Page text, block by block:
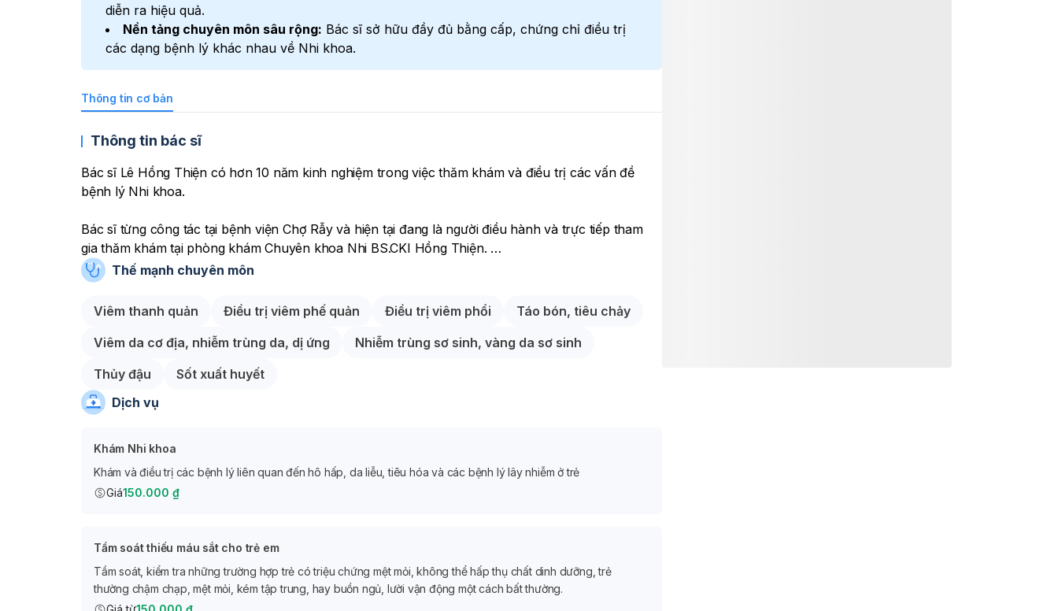
diễn ra hiệu quả.
Nền tảng chuyên môn sâu rộng: Bác sĩ sở hữu đầy đủ bằng cấp, chứng chỉ điều trị
các dạng bệnh lý khác nhau về Nhi khoa.
Thông tin cơ bản
Thông tin bác sĩ
Bác sĩ Lê Hồng Thiện có hơn 10 năm kinh nghiệm trong việc thăm khám và điều trị các vấn đề
bệnh lý Nhi khoa.
Bác sĩ từng công tác tại bệnh viện Chợ Rẫy và hiện tại đang là người điều hành và trực tiếp tham
gia thăm khám tại phòng khám Chuyên khoa Nhi BS.CKI Hồng Thiện.
Với nền tảng kiến thức chuyên môn vững chắc, bác sĩ Thiện thăm khám và điều trị các nhóm bệnh
thường gặp ở trẻ như: Bệnh lý hô hấp, bệnh lý về tiêu hóa, bệnh da liễu, bệnh lý xảy ra ở trẻ sơ
sinh cũng như các nhóm bệnh phổ biến khác (thủy đậu, sốt xuất huyết, tay chân miệng,... )
Với việc thành lập Phòng khám Chuyên khoa Nhi BS.CKI Hồng Thiện, bác sĩ mong muốn có thể
tiếp cận bệnh nhân một cách dễ dàng hơn, hỗ trợ các bậc phụ huynh trong việc thăm khám và
chữa trị các bệnh lý về Nhi khoa một cách hiệu quả.
Thế mạnh chuyên môn
Viêm thanh quản Điều trị viêm phế quản Điều trị viêm phổi
Táo bón, tiêu chảy
Viêm da cơ địa, nhiễm trùng da, dị ứng
Nhiễm trùng sơ sinh, vàng da sơ sinh
Thủy đậu
Sốt xuất huyết
Dịch vụ
Khám Nhi khoa
Khám và điều trị các bệnh lý liên quan đến hô hấp, da liễu, tiêu hóa và các bệnh lý lây nhiễm ở trẻ
Giá150.000 ₫
Tầm soát thiếu máu sắt cho trẻ em
Tầm soát, kiểm tra những trường hợp trẻ có triệu chứng mệt mỏi, không thể hấp thụ chất dinh dưỡng, trẻ
thường chậm chạp, mệt mỏi, kém tập trung, hay buồn ngủ, lười vận động một cách bất thường.